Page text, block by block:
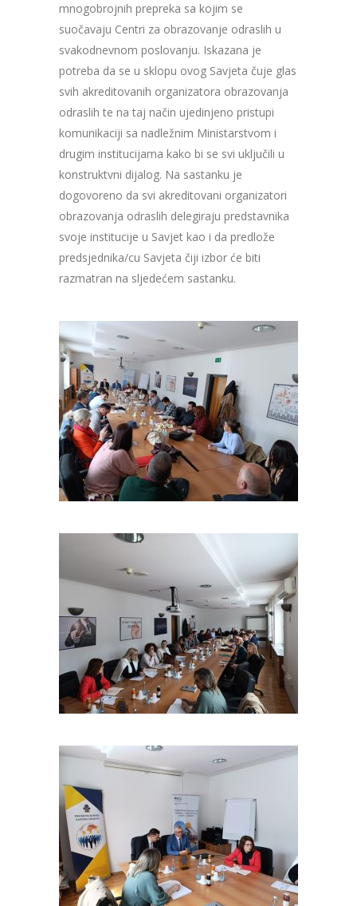
mnogobrojnih prepreka sa kojim se
suočavaju Centri za obrazovanje odraslih u
svakodnevnom poslovanju. Iskazana je
potreba da se u sklopu ovog Savjeta čuje glas
svih akreditovanih organizatora obrazovanja
odraslih te na taj način ujedinjeno pristupi
komunikaciji sa nadležnim Ministarstvom i
drugim institucijama kako bi se svi uključili u
konstruktvni dijalog. Na sastanku je
dogovoreno da svi akreditovani organizatori
obrazovanja odraslih delegiraju predstavnika
svoje institucije u Savjet kao i da predlože
predsjednika/cu Savjeta čiji izbor će biti
razmatran na sljedećem sastanku.